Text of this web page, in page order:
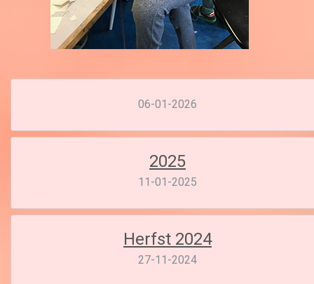
06-01-2026
2025
11-01-2025
Herfst 2024
27-11-2024